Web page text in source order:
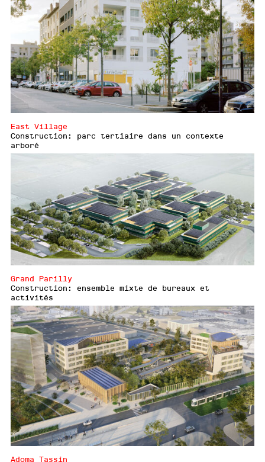
East Village
Construction: parc tertiaire dans un contexte
arboré
Grand Parilly
Construction: ensemble mixte de bureaux et
activités
Adoma Tassin